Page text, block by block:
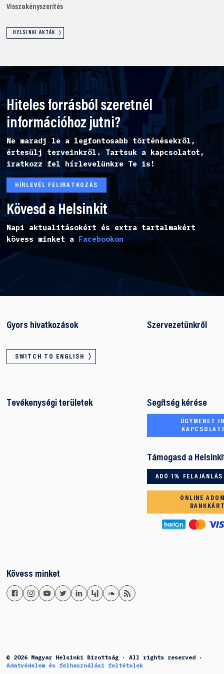
Visszakényszerítés
HELSINKI AKTÁK
Hiteles forrásból szeretnél
információhoz jutni?
Ne maradj le a legfontosabb történésekről,
értesülj terveinkről. Tartsuk a kapcsolatot,
iratkozz fel hírlevelünkre Te is!
HÍRLEVÉL FELIRATKOZÁS
Kövesd a Helsinkit
Napi aktualitásokért és extra tartalmakért
kövess minket a Facebookon
Gyors hivatkozások
SWITCH TO ENGLISH
Szervezetünkről
Tevékenységi területek Segítség kérése
ÜGYMENET
Támogasd a
ADÓ 1% FELAJÁNLÁS
ONLINE
Kövess minket
© 2026 Magyar Helsinki Bizottság · All rights reserved ·
Adatvédelem és felhasználási feltételek